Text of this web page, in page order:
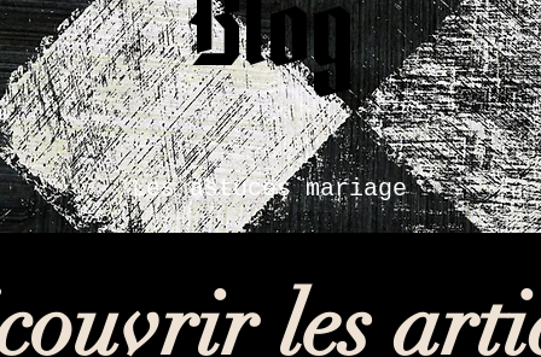
Blog
Les astuces mariage
les